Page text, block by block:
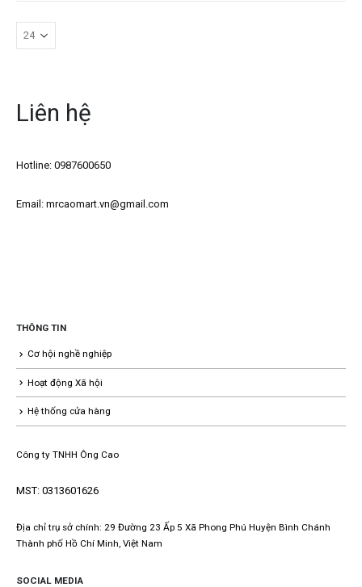
Liên hệ
Hotline: 0987600650
Email: mrcaomart.vn@gmail.com
THÔNG TIN
Cơ hội nghề nghiệp
Hoạt động Xã hội
Hệ thống cửa hàng
Công ty TNHH Ông Cao
MST: 0313601626
Địa chỉ trụ sở chính: 29 Đường 23 Ấp 5 Xã Phong Phú Huyện Bình Chánh
Thành phố Hồ Chí Minh, Việt Nam
SOCIAL MEDIA